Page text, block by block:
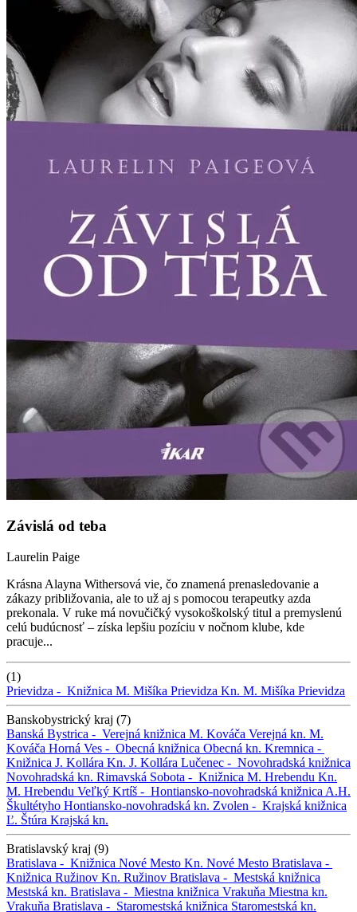
Závislá od teba
Laurelin Paige
Krásna Alayna Withersová vie, čo znamená prenasledovanie a
zákazy približovania, ale to už aj s pomocou terapeutky azda
prekonala. V ruke má novučičký vysokoškolský titul a premyslenú
celú budúcnosť – získa lepšiu pozíciu v nočnom klube, kde
pracuje...
(1)
Prievidza - Knižnica M. Mišíka Prievidza Kn. M. Mišíka Prievidza
Banskobystrický kraj (7)
Banská Bystrica - Verejná knižnica M. Kováča Verejná kn. M.
Kováča Horná Ves - Obecná knižnica Obecná kn. Kremnica -
Knižnica J. Kollára Kn. J. Kollára Lučenec - Novohradská knižnica
Novohradská kn. Rimavská Sobota - Knižnica M. Hrebendu Kn.
M. Hrebendu Veľký Krtíš - Hontiansko-novohradská knižnica A.H.
Škultétyho Hontiansko-novohradská kn. Zvolen - Krajská knižnica
Ľ. Štúra Krajská kn.
Bratislavský kraj (9)
Bratislava - Knižnica Nové Mesto Kn. Nové Mesto Bratislava -
Knižnica Ružinov Kn. Ružinov Bratislava - Mestská knižnica
Mestská kn. Bratislava - Miestna knižnica Vrakuňa Miestna kn.
Vrakuňa Bratislava - Staromestská knižnica Staromestská kn.